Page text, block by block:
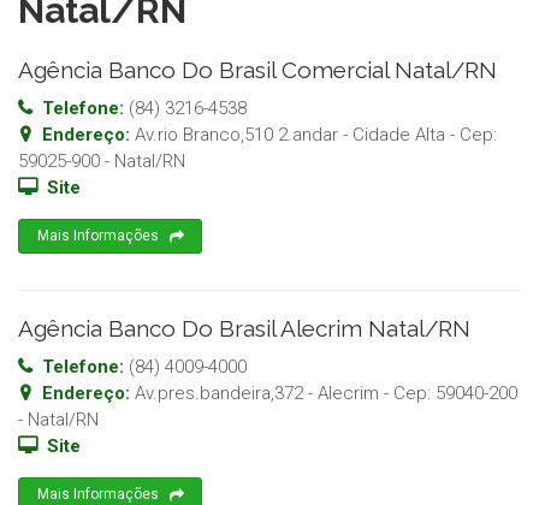
Natal/RN
Agência Banco Do Brasil Comercial Natal/RN
Telefone: (84) 3216-4538
Endereço: Av.rio Branco,510 2.andar - Cidade Alta - Cep:
59025-900 - Natal/RN
Site
Mais Informações
Agência Banco Do Brasil Alecrim Natal/RN
Telefone: (84) 4009-4000
Endereço: Av.pres.bandeira,372 - Alecrim - Cep: 59040-200
- Natal/RN
Site
Mais Informações